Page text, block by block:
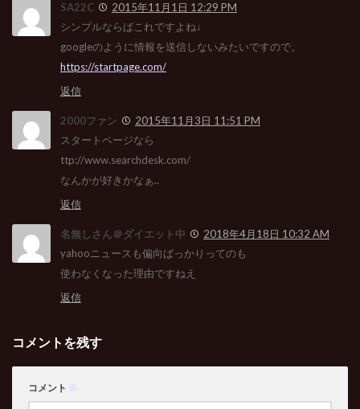
SA22C
2015年11月1日 12:29 PM
シンプルならばこれですよね↓
googleのように情報を送信しないみたいですので。
https://startpage.com/
返信
2000ファン
2015年11月3日 11:51 PM
スタートページなら
ttp://www.searchdesk.com/
なんかが好きかなぁ..
返信
名無しさん＠ダイエット中
2018年4月18日 10:32 AM
yahooニュースも偏向ばっかりってのも
使わなくなった理由ですねえ
返信
コメントを残す
コメント ※